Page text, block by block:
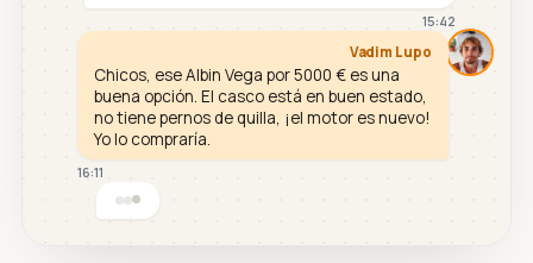
15:42
Vadim Lupo
Chicos, ese Albin Vega por 5000 € es una
buena opción. El casco está en buen estado,
no tiene pernos de quilla, ¡el motor es nuevo!
Yo lo compraría.
16:11